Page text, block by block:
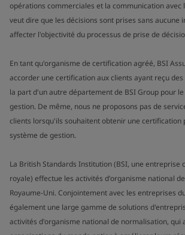
opérations commerciales et la communication avec
veut dire que les décisions sont prises sans aucune
affecter l'objectivité du processus de prise de
En tant qu'organisme de certification agréé, BSI
accorder une certification aux clients ayant reçu
la part d'un autre département de BSI Group pour
gestion. De même, nous ne proposons pas de
clients lorsqu'ils souhaitent obtenir une certification
système de gestion.
La British Standards Institution (BSI, une entreprise
royale) effectue les activités d'organisme national
Royaume-Uni. Conjointement avec les entreprises
également une large gamme de solutions
activités d'organisme national de normalisation, qui